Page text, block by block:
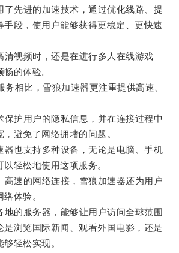
先进的加速技术，通过优化线路、提
手段，使用户能够获得更稳定、更快速
视频时，还是在进行多人在线游戏
的体验。
相比，雪狼加速器更注重提供高速、
护用户的隐私信息，并在连接过程中
避免了网络拥堵的问题。
也支持多种设备，无论是电脑、手机
轻松地使用这项服务。
速的网络连接，雪狼加速器还为用户
体验。
的服务器，能够让用户访问全球范围
是浏览国际新闻、观看外国电影，还是
轻松实现。